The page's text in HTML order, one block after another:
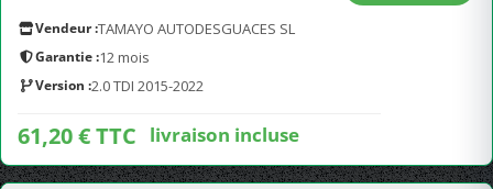
Vendeur :TAMAYO AUTODESGUACES SL
Garantie :12 mois
Version :2.0 TDI 2015-2022
61,20 € TTC livraison incluse